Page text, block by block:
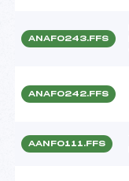
ANAF0243.FFS
ANAF0242.FFS
AANF0111.FFS